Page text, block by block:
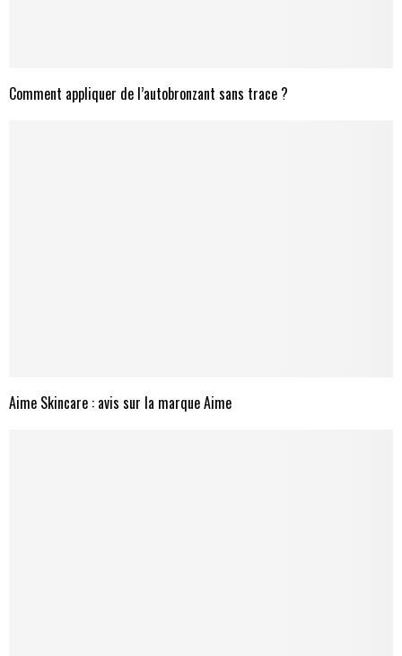
Comment appliquer de l’autobronzant sans trace ?
Aime Skincare : avis sur la marque Aime